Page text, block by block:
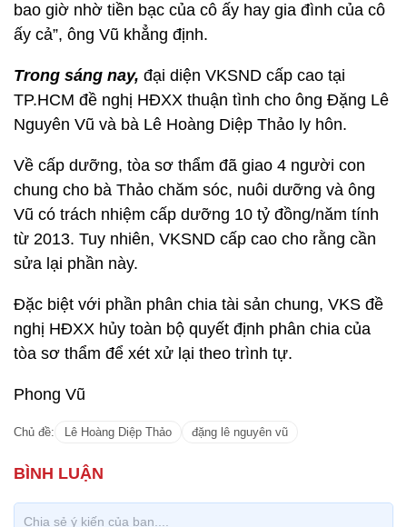
bao giờ nhờ tiền bạc của cô ấy hay gia đình của cô
ấy cả”, ông Vũ khẳng định.
Trong sáng nay, đại diện VKSND cấp cao tại
TP.HCM đề nghị HĐXX thuận tình cho ông Đặng Lê
Nguyên Vũ và bà Lê Hoàng Diệp Thảo ly hôn.
Về cấp dưỡng, tòa sơ thẩm đã giao 4 người con
chung cho bà Thảo chăm sóc, nuôi dưỡng và ông
Vũ có trách nhiệm cấp dưỡng 10 tỷ đồng/năm tính
từ 2013. Tuy nhiên, VKSND cấp cao cho rằng cần
sửa lại phần này.
Đặc biệt với phần phân chia tài sản chung, VKS đề
nghị HĐXX hủy toàn bộ quyết định phân chia của
tòa sơ thẩm để xét xử lại theo trình tự.
Phong Vũ
Chủ đề: Lê Hoàng Diệp Thảo đặng lê nguyên vũ